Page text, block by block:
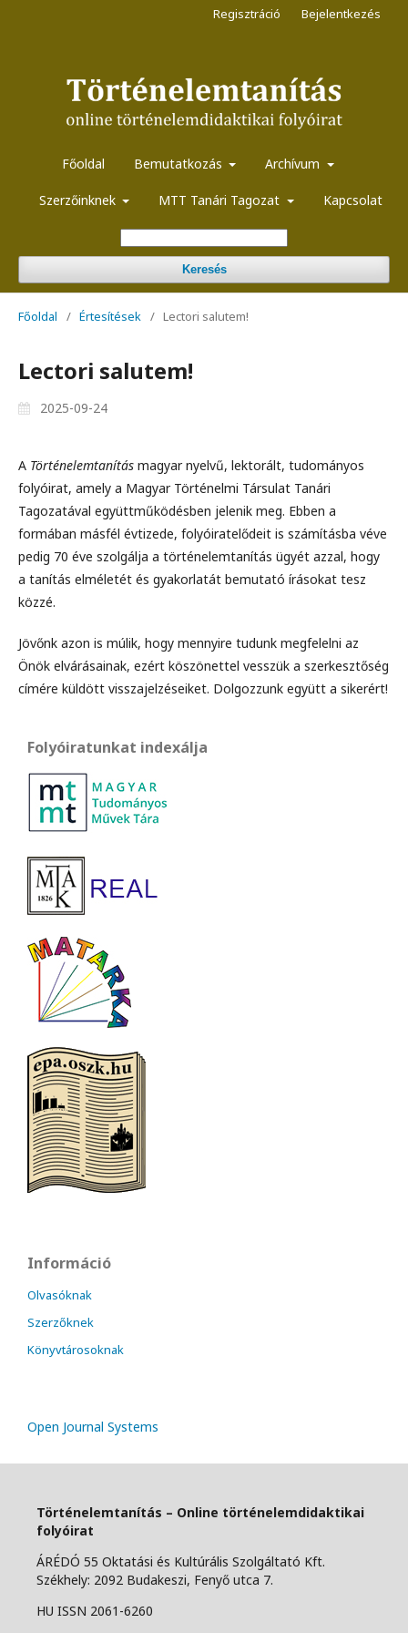
Főoldal Bemutatkozás Archívum
Szerzőinknek MTT Tanári Tagozat Kapcsolat
Keresés
Regisztráció Bejelentkezés
Főoldal / Értesítések / Lectori salutem!
Lectori salutem!
2025-09-24
A Történelemtanítás magyar nyelvű, lektorált, tudományos
folyóirat, amely a Magyar Történelmi Társulat Tanári
Tagozatával együttműködésben jelenik meg. Ebben a
formában másfél évtizede, folyóiratelődeit is számításba véve
pedig 70 éve szolgálja a történelemtanítás ügyét azzal, hogy
a tanítás elméletét és gyakorlatát bemutató írásokat tesz
közzé.
Jövőnk azon is múlik, hogy mennyire tudunk megfelelni az
Önök elvárásainak, ezért köszönettel vesszük a szerkesztőség
címére küldött visszajelzéseiket. Dolgozzunk együtt a sikerért!
Folyóiratunkat indexálja
Információ
Olvasóknak
Szerzőknek
Könyvtárosoknak
Open Journal Systems
Történelemtanítás – Online történelemdidaktikai
folyóirat
ÁRÉDÓ 55 Oktatási és Kultúrális Szolgáltató Kft.
Székhely: 2092 Budakeszi, Fenyő utca 7.
HU ISSN 2061-6260